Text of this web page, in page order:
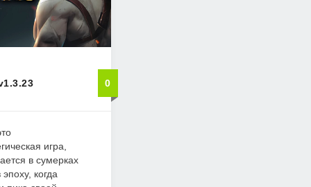
0
игра,
в сумерках
когда